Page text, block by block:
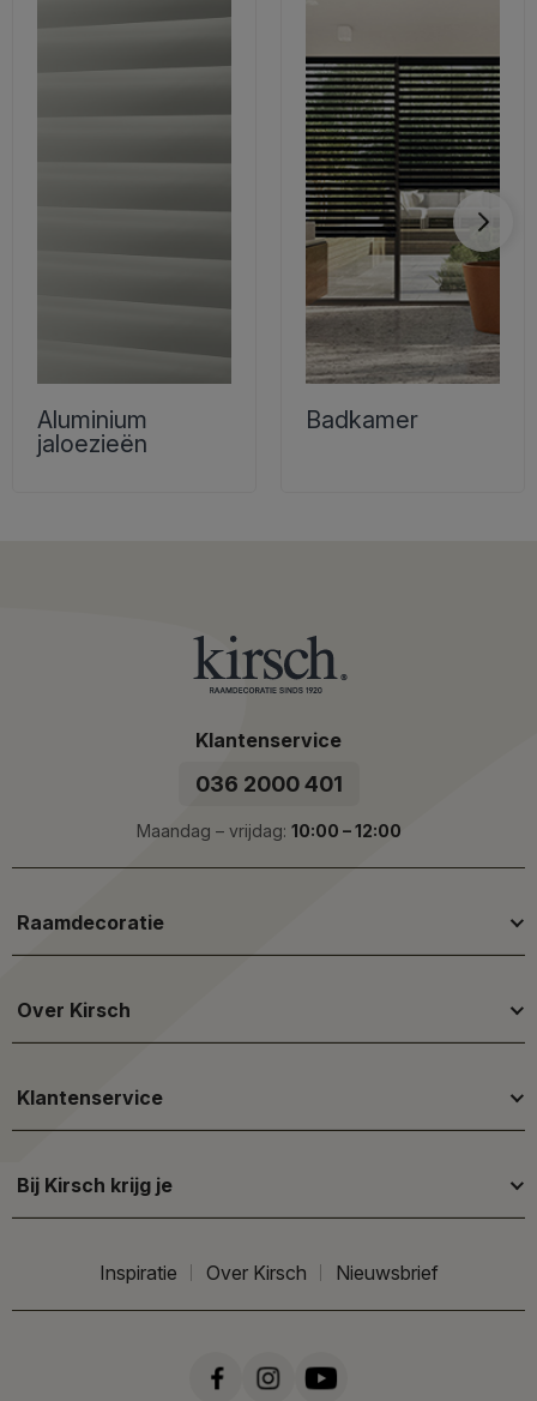
Aluminium
jaloezieën
Badkamer
Klantenservice
036 2000 401
Maandag – vrijdag: 10:00 – 12:00
Raamdecoratie
Over Kirsch
Klantenservice
Bij Kirsch krijg je
Inspiratie Over Kirsch Nieuwsbrief